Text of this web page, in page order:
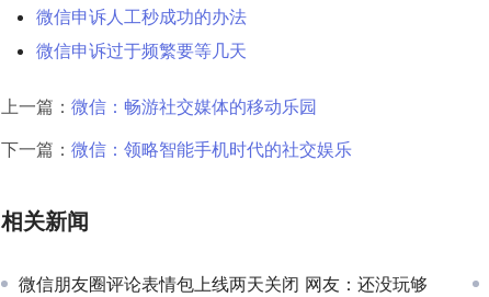
微信申诉人工秒成功的办法
微信申诉过于频繁要等几天
上一篇： 微信：畅游社交媒体的移动乐园
下一篇： 微信：领略智能手机时代的社交娱乐
相关新闻
微信朋友圈评论表情包上线两天关闭 网友：还没玩够